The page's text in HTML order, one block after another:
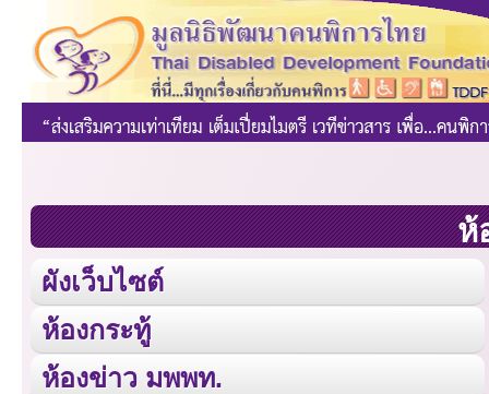
ห้
ผังเว็บไซต์
ห้องกระทู้
ห้องข่าว มพพท.